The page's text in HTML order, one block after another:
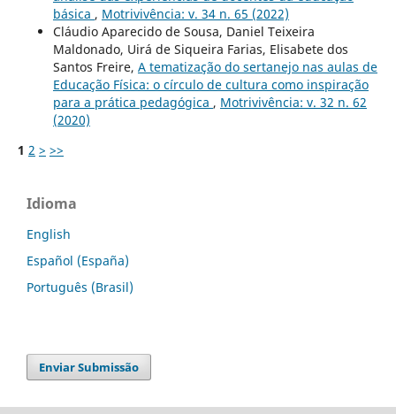
básica , Motrivivência: v. 34 n. 65 (2022)
Cláudio Aparecido de Sousa, Daniel Teixeira
Maldonado, Uirá de Siqueira Farias, Elisabete dos
Santos Freire, A tematização do sertanejo nas aulas de
Educação Física: o círculo de cultura como inspiração
para a prática pedagógica , Motrivivência: v. 32 n. 62
(2020)
1 2 > >>
Idioma
English
Español (España)
Português (Brasil)
Enviar Submissão